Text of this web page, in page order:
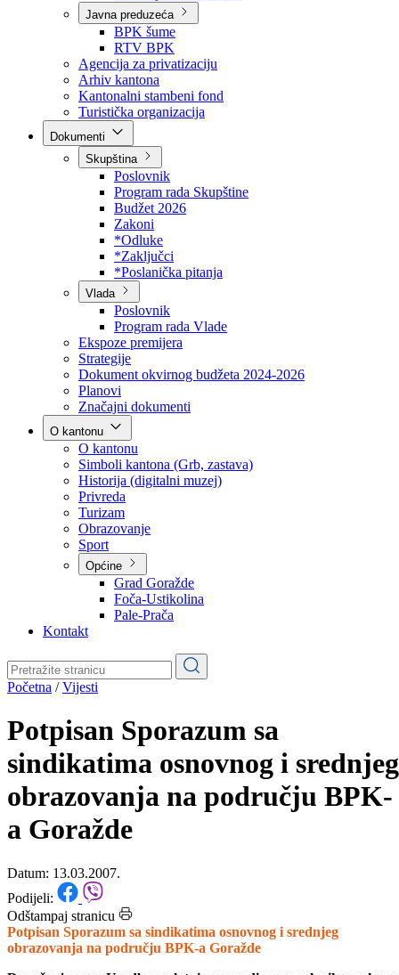
Direkcija za robne rezerve
Direkcija za ceste
Direkcija za šumarstvo
Javna preduzeća
BPK šume
RTV BPK
Agencija za privatizaciju
Arhiv kantona
Kantonalni stambeni fond
Turistička organizacija
Skupština
Poslovnik
Program rada Skupštine
Budžet 2026
Zakoni
*Odluke
*Zaključci
*Poslanička pitanja
Vlada
Poslovnik
Program rada Vlade
Ekspoze premijera
Strategije
Dokument okvirnog budžeta 2024-2026
Planovi
Značajni dokumenti
O kantonu
O kantonu
Simboli kantona (Grb, zastava)
Historija (digitalni muzej)
Privreda
Turizam
Obrazovanje
Općine
Pale-Prača
Kontakt
Početna /Vijesti
Potpisan Sporazum sa
sindikatima osnovnog i srednjeg
obrazovanja na području BPK-
a Goražde
Datum: 13.03.2007.
Podijeli: